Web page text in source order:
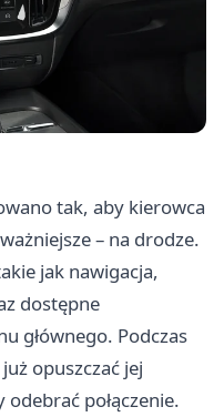
tak, aby kierowca
– na drodze.
jak nawigacja,
dostępne
głównego. Podczas
opuszczać jej
połączenie.